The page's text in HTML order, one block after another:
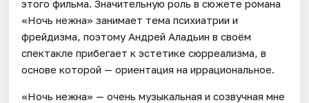
этого фильма. Значительную роль в сюжете романа
«Ночь нежна» занимает тема психиатрии и
фрейдизма, поэтому Андрей Аладьин в своём
спектакле прибегает к эстетике сюрреализма, в
основе которой — ориентация на иррациональное.
«Ночь нежна» — очень музыкальная и созвучная мне